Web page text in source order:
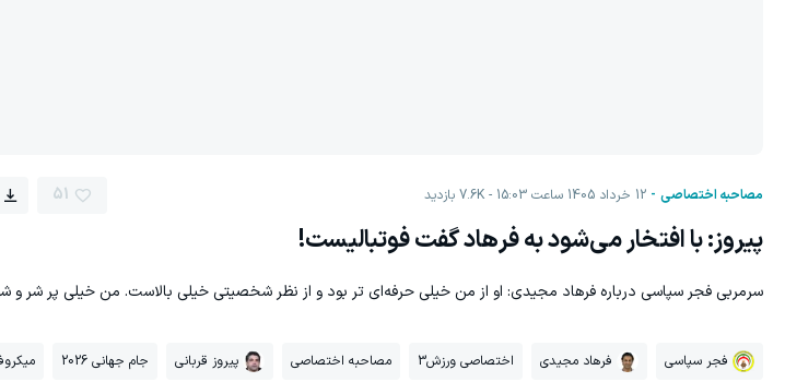
مصاحبه اختصاصی 12 خرداد 1405 ساعت 15:03 7.6K بازدید 51
پیروز: با افتخار می‌شود به فرهاد گفت فوتبالیست!
سرمربی فجر سپاسی درباره فرهاد مجیدی: او از من خیلی حرفه‌ای تر بود و از نظر شخصیتی خیلی بالاست. من خیلی پر شر و
فجر سپاسی فرهاد مجیدی اختصاصی ورزش3 مصاحبه اختصاصی پیروز قربانی جام جهانی 2026